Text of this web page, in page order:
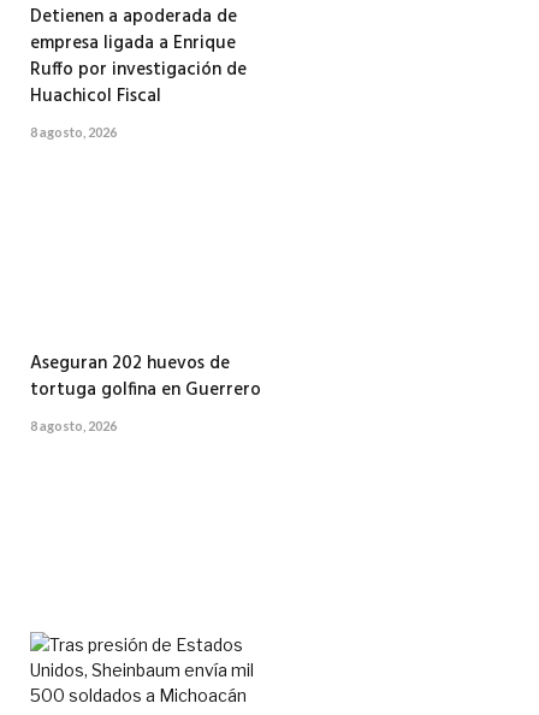
Detienen a apoderada de
empresa ligada a Enrique
Ruffo por investigación de
Huachicol Fiscal
8 agosto, 2026
Aseguran 202 huevos de
tortuga golfina en Guerrero
8 agosto, 2026